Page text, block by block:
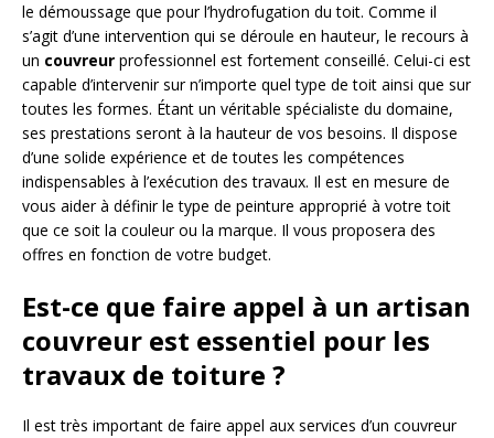
le démoussage que pour l’hydrofugation du toit. Comme il
s’agit d’une intervention qui se déroule en hauteur, le recours à
un couvreur professionnel est fortement conseillé. Celui-ci est
capable d’intervenir sur n’importe quel type de toit ainsi que sur
toutes les formes. Étant un véritable spécialiste du domaine,
ses prestations seront à la hauteur de vos besoins. Il dispose
d’une solide expérience et de toutes les compétences
indispensables à l’exécution des travaux. Il est en mesure de
vous aider à définir le type de peinture approprié à votre toit
que ce soit la couleur ou la marque. Il vous proposera des
offres en fonction de votre budget.
Est-ce que faire appel à un artisan
couvreur est essentiel pour les
travaux de toiture ?
Il est très important de faire appel aux services d’un couvreur